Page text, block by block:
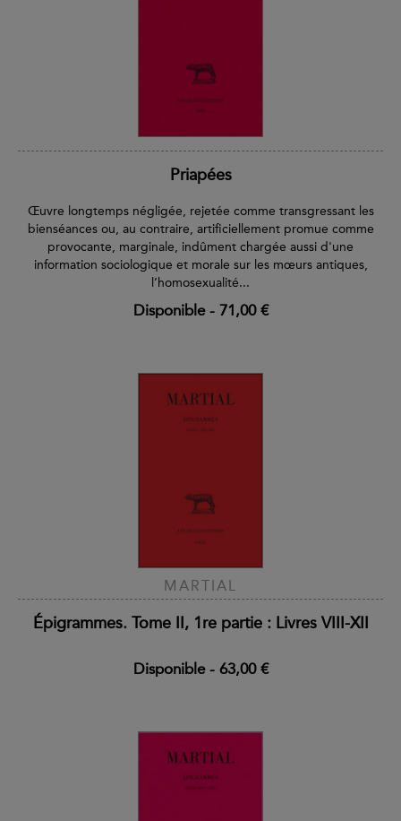
Priapées
Œuvre longtemps négligée, rejetée comme transgressant les
bienséances ou, au contraire, artificiellement promue comme
provocante, marginale, indûment chargée aussi d'une
information sociologique et morale sur les mœurs antiques,
l’homosexualité...
Disponible- 71,00 €
MARTIAL
Épigrammes. Tome II, 1re partie : Livres VIII-XII
Disponible- 63,00 €